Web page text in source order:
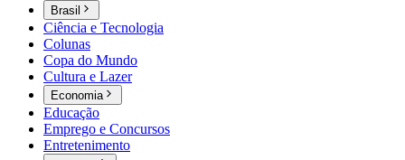
Brasil
Ciência e Tecnologia
Colunas
Copa do Mundo
Cultura e Lazer
Economia
Educação
Emprego e Concursos
Entretenimento